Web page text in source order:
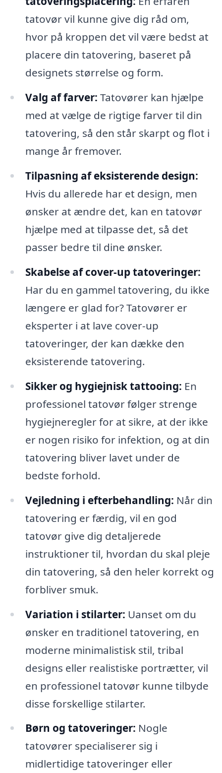
tatovør vil kunne give dig råd om,
hvor på kroppen det vil være bedst at
placere din tatovering, baseret på
designets størrelse og form.
Valg af farver: Tatovører kan hjælpe
med at vælge de rigtige farver til din
tatovering, så den står skarpt og flot i
mange år fremover.
Tilpasning af eksisterende design:
Hvis du allerede har et design, men
ønsker at ændre det, kan en tatovør
hjælpe med at tilpasse det, så det
passer bedre til dine ønsker.
Skabelse af cover-up tatoveringer:
Har du en gammel tatovering, du ikke
længere er glad for? Tatovører er
eksperter i at lave cover-up
tatoveringer, der kan dække den
eksisterende tatovering.
Sikker og hygiejnisk tattooing: En
professionel tatovør følger strenge
hygiejneregler for at sikre, at der ikke
er nogen risiko for infektion, og at din
tatovering bliver lavet under de
bedste forhold.
Vejledning i efterbehandling: Når din
tatovering er færdig, vil en god
tatovør give dig detaljerede
instruktioner til, hvordan du skal pleje
din tatovering, så den heler korrekt og
forbliver smuk.
Variation i stilarter: Uanset om du
ønsker en traditionel tatovering, en
moderne minimalistisk stil, tribal
designs eller realistiske portrætter, vil
en professionel tatovør kunne tilbyde
disse forskellige stilarter.
Børn og tatoveringer: Nogle
tatovører specialiserer sig i
midlertidige tatoveringer eller